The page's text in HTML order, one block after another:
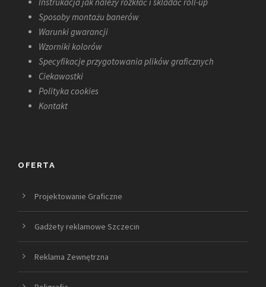
Sposoby montażu banerów
Warunki gwarancji
Wzorniki kolorów
Specyfikacje przygotowania plików graficznych
Ciekawostki
Polityka cookies
Kontakt
OFERTA
Projektowanie Graficzne
Gadżety reklamowe Szczecin
Reklama Zewnętrzna